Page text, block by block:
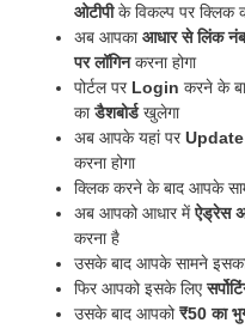
ओटीपीके विकल्प पर क्लिक
अब आपकाआधार से लिंक
पर लॉगिनकरना होगा
पोर्टल पर Login करने के
काडैशबोर्डखुलेगा
अब आपके यहां पर
करना होगा
क्लिक करने के बाद आपके
अब आपको आधार मेंऐड्रेस
करना है
उसके बाद आपके सामने इसका
फिर आपको इसके लिए
उसके बाद आपको₹50 का